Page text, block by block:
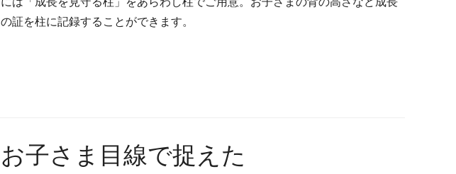
には「成長を見守る柱」をあらわし柱でご用意。お子さまの背の高さなど成長
の証を柱に記録することができます。
お子さま目線で捉えた